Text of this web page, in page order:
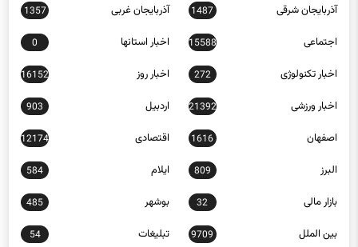
آذربایجان شرقی 1487 آذربایجان غربی 1357
اجتماعی 15588 اخبار استانها 0
اخبار تکنولوژی 272 اخبار روز 16152
اخبار ورزشی 21392 اردبیل 903
اصفهان 1616 اقتصادی 12174
البرز 809 ایلام 584
بازار مالی 32 بوشهر 485
بین الملل 9709 تبلیغات 54